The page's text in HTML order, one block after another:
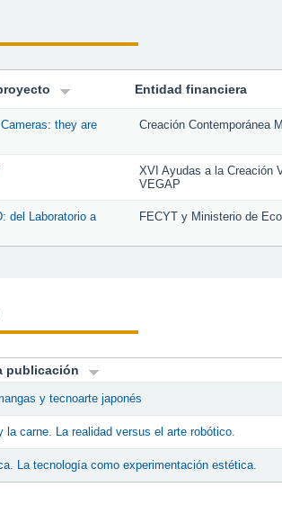
Entidad financiera
they are
Creación Contemporánea
XVI Ayudas a la Creación
VEGAP
del Laboratorio a
FECYT y Ministerio de
publicación
y tecnoarte japonés
la carne. La realidad versus el arte robótico.
La tecnología como experimentación estética.